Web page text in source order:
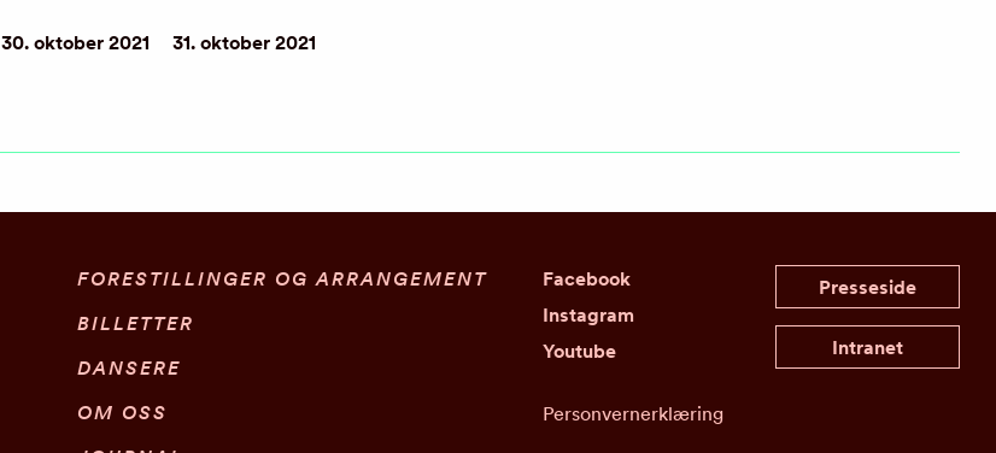
30. oktober 2021 31. oktober 2021
FORESTILLINGER OG ARRANGEMENT
BILLETTER
DANSERE
OM OSS
Facebook
Instagram
Youtube
Personvernerklæring
Presseside
Intranet